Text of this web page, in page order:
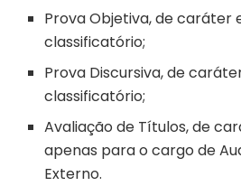
Prova Objetiva, de caráter
classificatório;
Prova Discursiva, de
classificatório;
Avaliação de Títulos, de
apenas para o cargo de
Externo.